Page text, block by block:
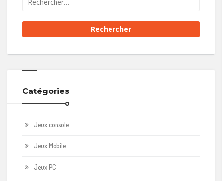
Catégories
Jeux console
Jeux Mobile
Jeux PC